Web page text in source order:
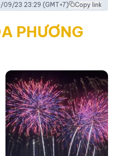
09/23 23:29 (GMT+7) Copy link
PHƯƠNG